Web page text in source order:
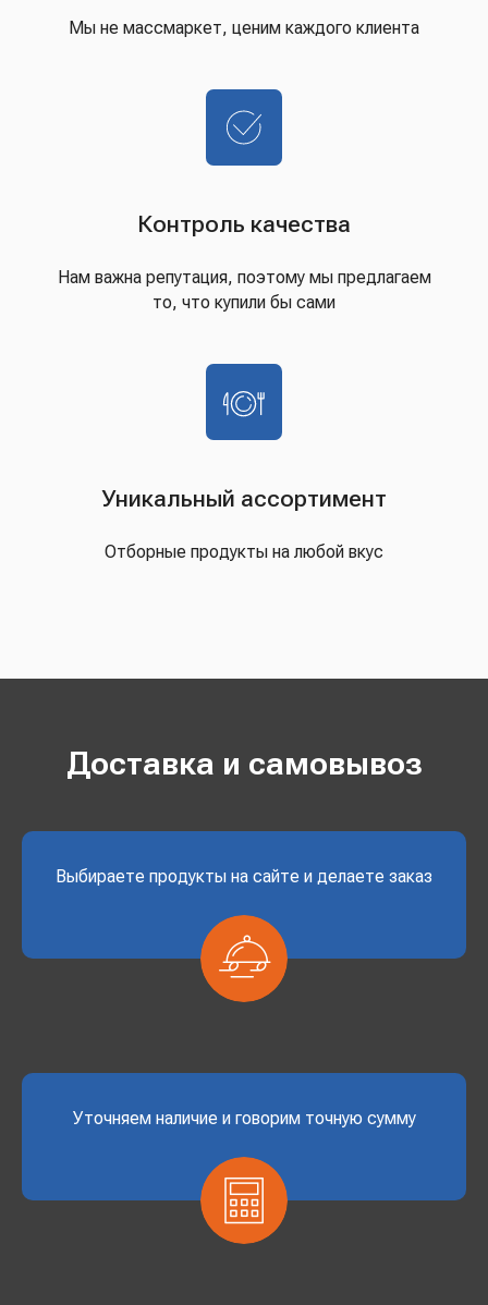
Мы не массмаркет, ценим каждого клиента
Контроль качества
Нам важна репутация, поэтому мы предлагаем
то, что купили бы сами
Уникальный ассортимент
Отборные продукты на любой вкус
Доставка и самовывоз
Выбираете продукты на сайте и делаете заказ
Уточняем наличие и говорим точную сумму